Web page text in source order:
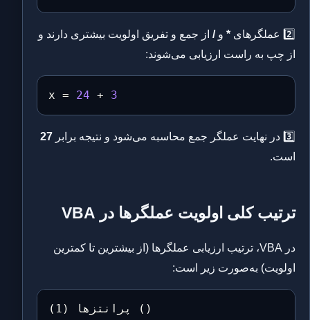
2️⃣ عملگرهای * و/ از جمع و تفریق اولویت بیشتری دارند و
از چپ به راست ارزیابی می‌شوند:
x = 24 + 3
3️⃣ در نهایت عملگر جمع محاسبه می‌شود و نتیجه برابر
27
است.
ترتیب کلی اولویت عملگرها در VBA
در VBA، ترتیب ارزیابی عملگرها (از بیشترین تا کمترین
اولویت) به‌صورت زیر است:
(1) پرانتزها ()